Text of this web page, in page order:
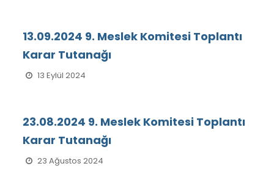
13.09.2024 9. Meslek Komitesi Toplantı
Karar Tutanağı
13 Eylül 2024
23.08.2024 9. Meslek Komitesi Toplantı
Karar Tutanağı
23 Ağustos 2024